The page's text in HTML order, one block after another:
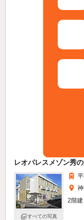
レオパレスメゾン秀
すべての写真
2階建